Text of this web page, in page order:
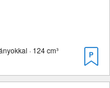
· 124 cm³